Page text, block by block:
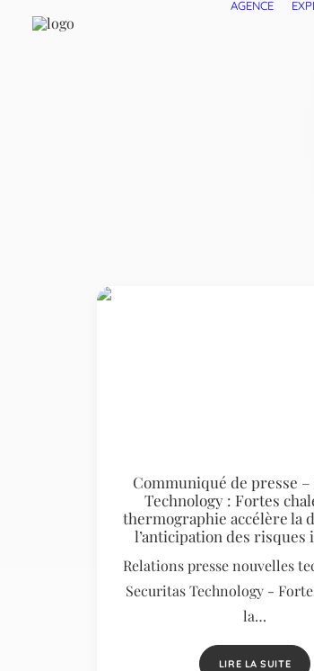
AGENCE
Communiqué de presse –
Technology : Fortes
thermographie accélère la
l’anticipation des risques
Relations presse nouvelles
Securitas Technology -
la…
LIRE LA SUITE